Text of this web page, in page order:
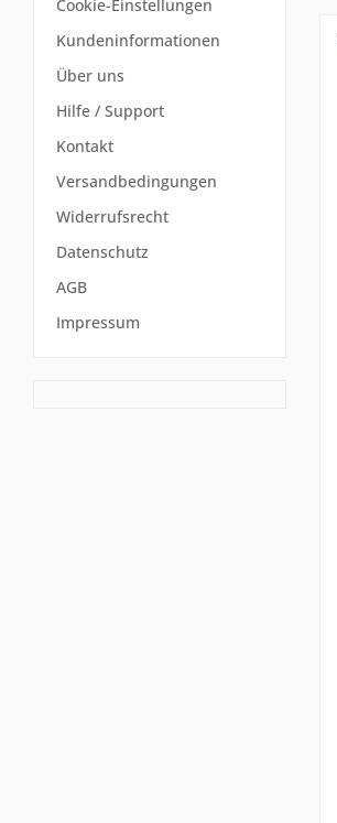
Cookie-Einstellungen
Kundeninformationen
Über uns
Hilfe / Support
Kontakt
Versandbedingungen
Widerrufsrecht
Datenschutz
AGB
Impressum